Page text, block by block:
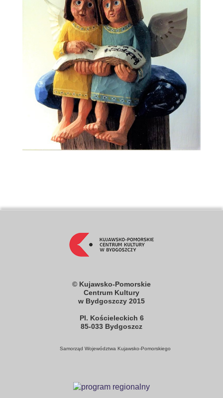
© Kujawsko-Pomorskie
Centrum Kultury
w Bydgoszczy 2015
Pl. Kościeleckich 6
85-033 Bydgoszcz
Samorząd Województwa Kujawsko-Pomorskiego